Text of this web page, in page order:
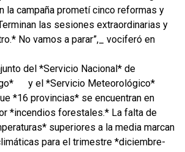
la campaña prometí cinco reformas y
las sesiones extraordinarias y
No vamos a parar”,_ vociferó en
del *Servicio Nacional* de
y el *Servicio Meteorológico*
*16 provincias* se encuentran en
*incendios forestales.* La falta de
superiores a la media marcan
para el trimestre *diciembre-